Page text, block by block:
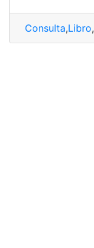
Consulta,Libro,